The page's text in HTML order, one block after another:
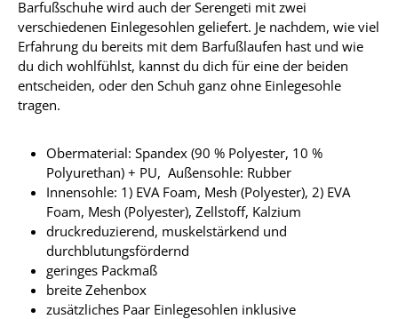
Barfußschuhe wird auch der Serengeti mit zwei
verschiedenen Einlegesohlen geliefert. Je nachdem, wie viel
Erfahrung du bereits mit dem Barfußlaufen hast und wie
du dich wohlfühlst, kannst du dich für eine der beiden
entscheiden, oder den Schuh ganz ohne Einlegesohle
tragen.
Obermaterial: Spandex (90 % Polyester, 10 %
Polyurethan) + PU, Außensohle: Rubber
Innensohle: 1) EVA Foam, Mesh (Polyester), 2) EVA
Foam, Mesh (Polyester), Zellstoff, Kalzium
druckreduzierend, muskelstärkend und
durchblutungsfördernd
geringes Packmaß
breite Zehenbox
zusätzliches Paar Einlegesohlen inklusive